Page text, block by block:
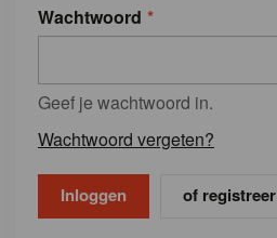
Wachtwoord
Geef je wachtwoord in.
Wachtwoord vergeten?
of registreer